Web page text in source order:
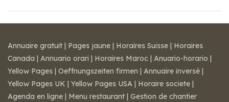
Annuaire gratuit | Pages jaune | Horaires Suisse | Horaires
Canada | Annuario orari | Horaires Maroc | Anuario-horario |
Yellow Pages | Oeffnungszeiten firmen | Annuaire inversé |
Yellow Pages UK | Yellow Pages USA | Horaire societe |
Agenda en ligne | Menu restaurant | Gestion de chantier